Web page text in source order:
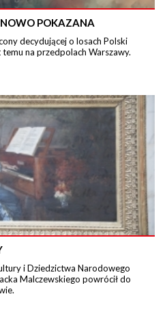
POKAZANA
decydującej o losach Polski
na przedpolach Warszawy.
i Dziedzictwa Narodowego
Malczewskiego powrócił do